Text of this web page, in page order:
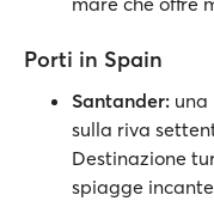
Porti in Spain
Santander: una
sulla riva
Destinazione
spiagge